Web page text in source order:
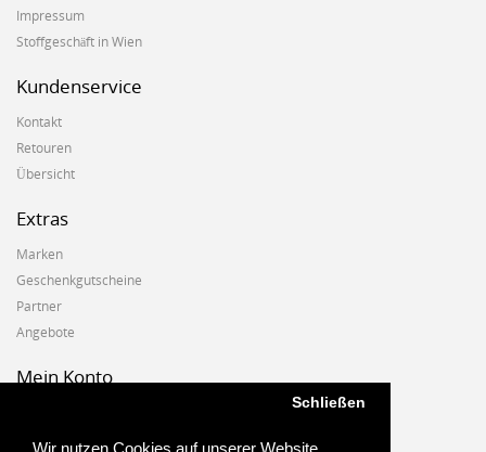
Schließen
Impressum
Stoffgeschäft in Wien
Kundenservice
Kontakt
Retouren
Übersicht
Extras
Marken
Geschenkgutscheine
Partner
Angebote
Mein Konto
Auftragshistorie